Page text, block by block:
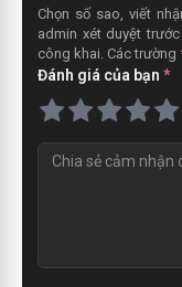
Chọn số sao, viết
admin xét duyệt
công khai. Các trường
Đánh giá của bạn *